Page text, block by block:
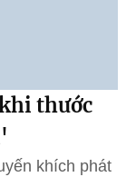
thước
khích phát